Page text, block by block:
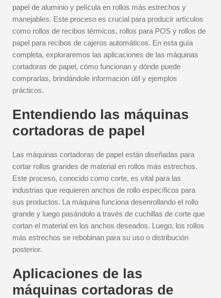
papel de aluminio y película en rollos más estrechos y
manejables. Este proceso es crucial para producir artículos
como rollos de recibos térmicos, rollos para POS y rollos de
papel para recibos de cajeros automáticos. En esta guía
completa, exploraremos las aplicaciones de las máquinas
cortadoras de papel, cómo funcionan y dónde puede
comprarlas, brindándole información útil y ejemplos
prácticos.
Entendiendo las máquinas
cortadoras de papel
Las máquinas cortadoras de papel están diseñadas para
cortar rollos grandes de material en rollos más estrechos.
Este proceso, conocido como corte, es vital para las
industrias que requieren anchos de rollo específicos para
sus productos. La máquina funciona desenrollando el rollo
grande y luego pasándolo a través de cuchillas de corte que
cortan el material en los anchos deseados. Luego, los rollos
más estrechos se rebobinan para su uso o distribución
posterior.
Aplicaciones de las
máquinas cortadoras de